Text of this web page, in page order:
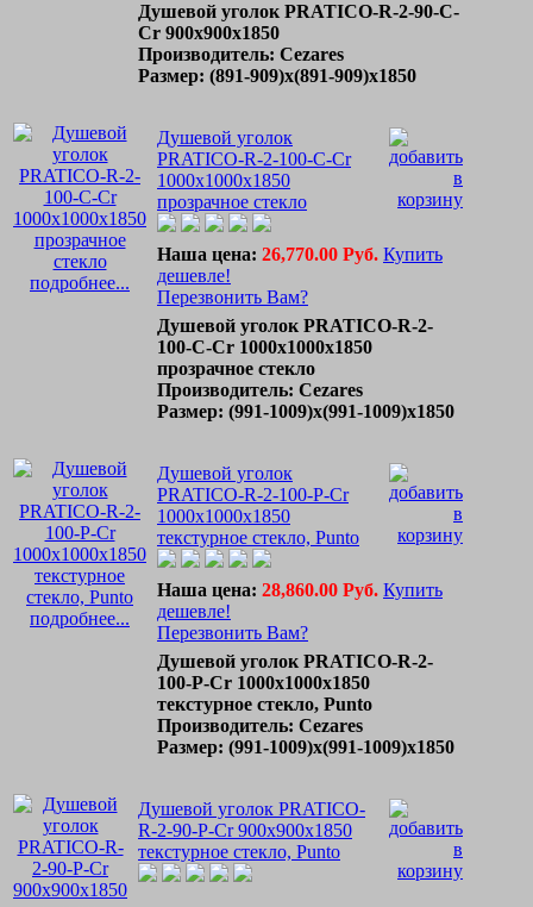
Душевой уголок PRATICO-R-2-90-C-
Cr 900x900x1850
Производитель: Cezares
Размер: (891-909)х(891-909)х1850
подробнее...
Душевой уголок
PRATICO-R-2-100-C-Cr
1000x1000x1850
прозрачное стекло
Наша цена: 26,770.00 Руб. Купить
дешевле!
Перезвонить Вам?
Душевой уголок PRATICO-R-2-
100-C-Cr 1000x1000x1850
прозрачное стекло
Производитель: Cezares
Размер: (991-1009)х(991-1009)х1850
подробнее...
Душевой уголок
PRATICO-R-2-100-P-Cr
1000x1000x1850
текстурное стекло, Punto
Наша цена: 28,860.00 Руб. Купить
дешевле!
Перезвонить Вам?
Душевой уголок PRATICO-R-2-
100-P-Cr 1000x1000x1850
текстурное стекло, Punto
Производитель: Cezares
Размер: (991-1009)х(991-1009)х1850
Душевой уголок PRATICO-
R-2-90-P-Cr 900x900x1850
текстурное стекло, Punto